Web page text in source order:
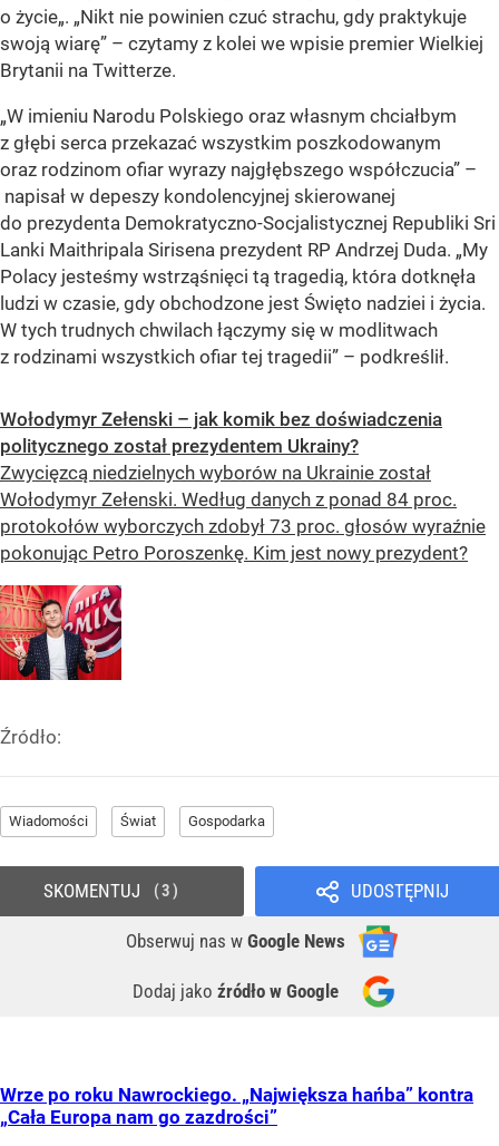
o życie„. „Nikt nie powinien czuć strachu, gdy praktykuje
swoją wiarę” – czytamy z kolei we wpisie premier Wielkiej
Brytanii na Twitterze.
„W imieniu Narodu Polskiego oraz własnym chciałbym
z głębi serca przekazać wszystkim poszkodowanym
oraz rodzinom ofiar wyrazy najgłębszego współczucia” –
napisał w depeszy kondolencyjnej skierowanej
do prezydenta Demokratyczno-Socjalistycznej Republiki Sri
Lanki Maithripala Sirisena prezydent RP Andrzej Duda. „My
Polacy jesteśmy wstrząśnięci tą tragedią, która dotknęła
ludzi w czasie, gdy obchodzone jest Święto nadziei i życia.
W tych trudnych chwilach łączymy się w modlitwach
z rodzinami wszystkich ofiar tej tragedii” – podkreślił.
Wołodymyr Zełenski – jak komik bez doświadczenia
politycznego został prezydentem Ukrainy?
Zwycięzcą niedzielnych wyborów na Ukrainie został
Wołodymyr Zełenski. Według danych z ponad 84 proc.
protokołów wyborczych zdobył 73 proc. głosów wyraźnie
pokonując Petro Poroszenkę. Kim jest nowy prezydent?
Źródło:
Wiadomości Świat Gospodarka
UDOSTĘPNIJ
Obserwuj nas w Google News
Dodaj jako źródło w Google
SKOMENTUJ 3
Wrze po roku Nawrockiego. „Największa hańba” kontra
„Cała Europa nam go zazdrości”